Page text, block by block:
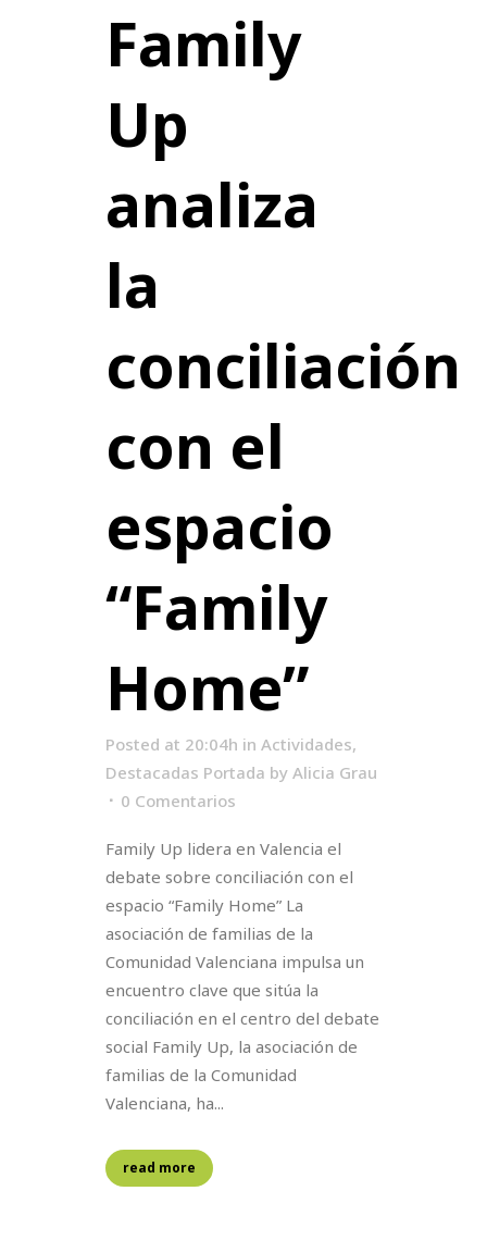
Family
Up
analiza
la
conciliación
con el
espacio
“Family
Home”
Posted at 20:04h in Actividades,
Destacadas Portada by Alicia Grau
0 Comentarios
Family Up lidera en Valencia el
debate sobre conciliación con el
espacio “Family Home” La
asociación de familias de la
Comunidad Valenciana impulsa un
encuentro clave que sitúa la
conciliación en el centro del debate
social Family Up, la asociación de
familias de la Comunidad
Valenciana, ha...
read more